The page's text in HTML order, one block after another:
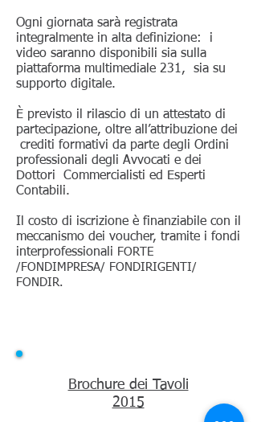
Ogni giornata sarà registrata
integralmente in alta definizione: i
video saranno disponibili sia sulla
piattaforma multimediale 231, sia su
supporto digitale.
È previsto il rilascio di un attestato di
partecipazione, oltre all’attribuzione dei
crediti formativi da parte degli Ordini
professionali degli Avvocati e dei
Dottori Commercialisti ed Esperti
Contabili.
Il costo di iscrizione è finanziabile con il
meccanismo dei voucher, tramite i fondi
interprofessionali FORTE
/FONDIMPRESA/ FONDIRIGENTI/
FONDIR.
Brochure dei Tavoli
2015